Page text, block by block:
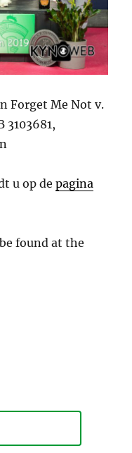
Forget Me Not v.
3103681,
u op depagina
found at the